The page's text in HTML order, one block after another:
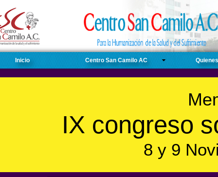
IX congreso
8 y 9
Inicio Centro San Camilo AC